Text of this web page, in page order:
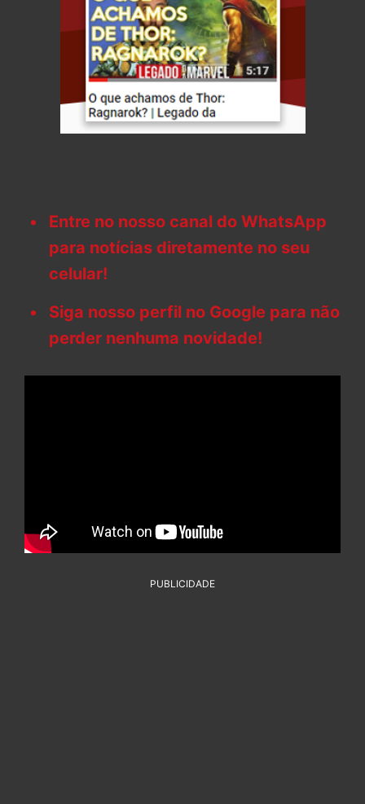
Entre no nosso canal do WhatsApp
para notícias diretamente no seu
celular!
Siga nosso perfil no Google para não
perder nenhuma novidade!
PUBLICIDADE